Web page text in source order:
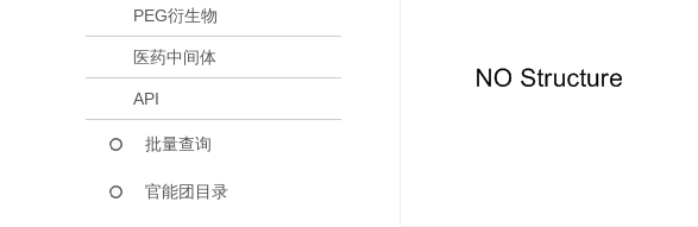
PEG衍生物
医药中间体
API
批量查询
官能团目录